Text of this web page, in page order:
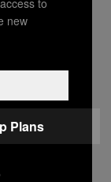
Welt
haben.
new
Plans